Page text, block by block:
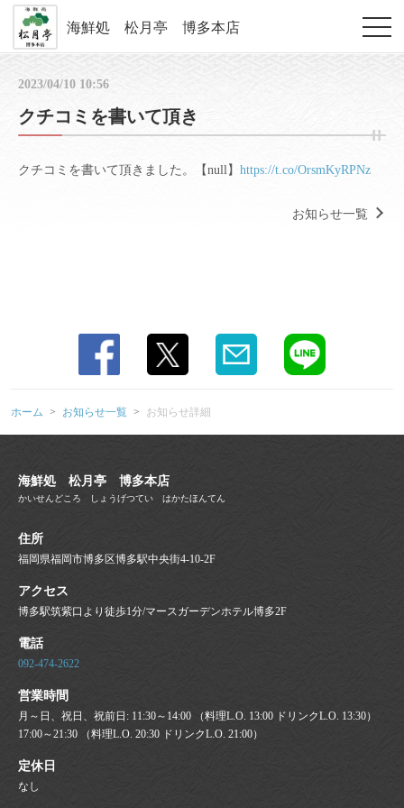
海鮮処 松月亭 博多本店
2023/04/10 10:56
クチコミを書いて頂き
クチコミを書いて頂きました。【null】 https://t.co/OrsmKyRPNz
お知らせ一覧
ホーム お知らせ一覧 お知らせ詳細
海鮮処 松月亭 博多本店
かいせんどころ しょうげつてい はかたほんてん
住所
福岡県福岡市博多区博多駅中央街4-10-2F
アクセス
博多駅筑紫口より徒歩1分/マースガーデンホテル博多2F
電話
092-474-2622
営業時間
月～日、祝日、祝前日: 11:30～14:00 （料理L.O. 13:00 ドリンクL.O. 13:30）
17:00～21:30 （料理L.O. 20:30 ドリンクL.O. 21:00）
定休日
なし
この店舗情報をシェアする
クチコミを書いて頂き | 海鮮処 松月亭 博多本店
お店情報をコピー
閉じる